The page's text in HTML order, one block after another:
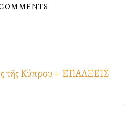
τῆς Κύπρου – ΕΠΑΛΞΕΙΣ